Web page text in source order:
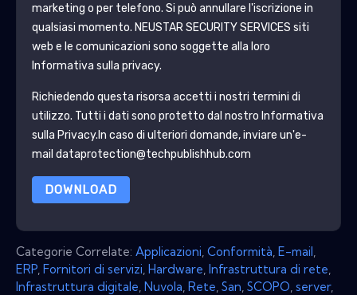
marketing o per telefono. Si può annullare l'iscrizione in
qualsiasi momento. NEUSTAR SECURITY SERVICES siti
web e le comunicazioni sono soggette alla loro
Informativa sulla privacy.
Richiedendo questa risorsa accetti i nostri termini di
utilizzo. Tutti i dati sono protetto dal nostro Informativa
sulla Privacy.In caso di ulteriori domande, inviare un'e-
mail dataprotection@techpublishhub.com
DOWNLOAD
Categorie Correlate: Applicazioni Conformità E-mail
ERP Fornitori di servizi Hardware Infrastruttura di rete
Infrastruttura digitale Nuvola Rete San SCOPO server,